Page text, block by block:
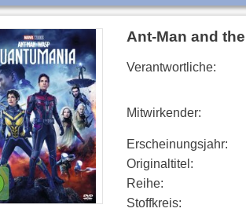
Ant-Man and
Verantwortliche:
Mitwirkender:
Erscheinungsjahr:
Originaltitel :
Reihe:
Stoffkreis: